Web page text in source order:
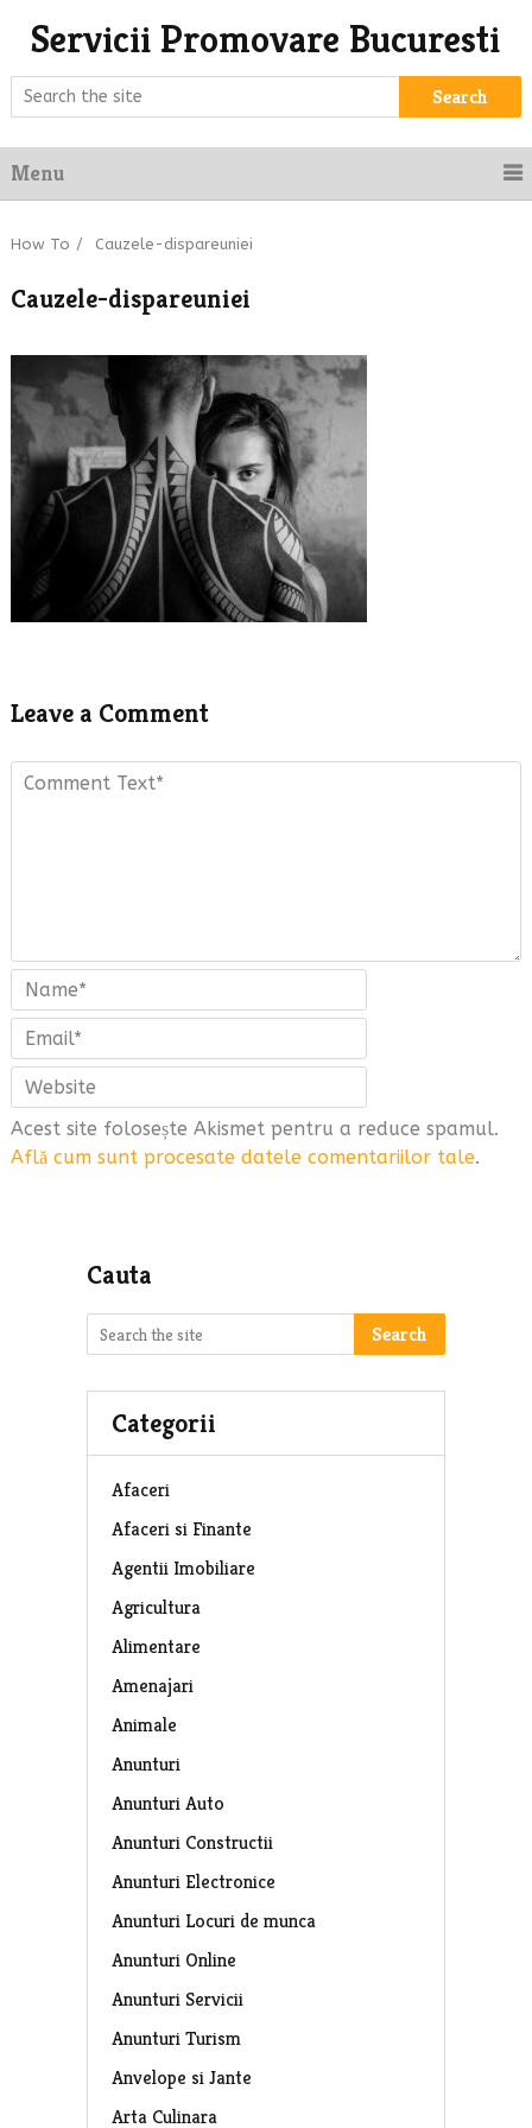
Servicii Promovare Bucuresti
Search
Menu
How To / Cauzele-dispareuniei
Cauzele-dispareuniei
Leave a Comment
Acest site folosește Akismet pentru a reduce spamul.
Află cum sunt procesate datele comentariilor tale.
Cauta
Search
Categorii
Afaceri
Afaceri si Finante
Agentii Imobiliare
Agricultura
Alimentare
Amenajari
Animale
Anunturi
Anunturi Auto
Anunturi Constructii
Anunturi Electronice
Anunturi Locuri de munca
Anunturi Online
Anunturi Servicii
Anunturi Turism
Anvelope si Jante
Arta Culinara